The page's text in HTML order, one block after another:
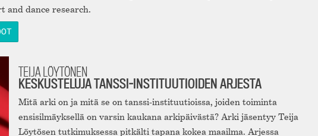
and dance research.
TEIJA LÖYTÖNEN
KESKUSTELUJA TANSSI-INSTITUUTIOIDEN ARJESTA
Mitä arki on ja mitä se on tanssi-instituutioissa, joiden toiminta
ensisilmäyksellä on varsin kaukana arkipäivästä? Arki jäsentyy Teija
Löytösen tutkimuksessa pitkälti tapana kokea maailma. Arjessa